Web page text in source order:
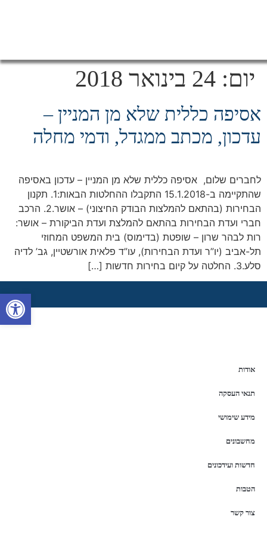
יום: 24 בינואר 2018
אסיפה כללית שלא מן המניין –
עדכון, מכתב ממגדל, ודמי מחלה
לחברים שלום, אסיפה כללית שלא מן המניין – עדכון באסיפה
שהתקיימה ב-15.1.2018 התקבלו ההחלטות הבאות:1. תקנון
הבחירות (בהתאם להמלצות הבודק החיצוני) – אושר.2. הרכב
חברי ועדת הבחירות בהתאם להמלצת ועדת הביקורת – אושר:
רות לבהר שרון – שופטת (בדימוס) בית המשפט המחוזי
תל-אביב (יו”ר ועדת הבחירות), עו”ד פלאית אורשטיין, גב’ לדיה
סלע.3. החלטה על קיום בחירות חדשות […]
אודות
תנאי העסקה
מידע שימושי
מחשבונים
חדשות ועידכונים
הטבות
צור קשר
פתח